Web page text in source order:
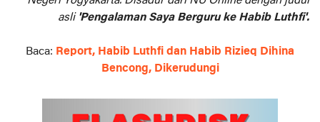
asli 'Pengalaman Saya Berguru ke Habib Luthfi'.
Baca: Report, Habib Luthfi dan Habib Rizieq Dihina
Bencong, Dikerudungi